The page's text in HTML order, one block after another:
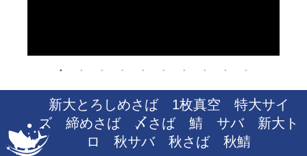
新大とろしめさば 1枚真空 特大サイ
ズ 締めさば 〆さば 鯖 サバ 新大ト
ロ 秋サバ 秋さば 秋鯖